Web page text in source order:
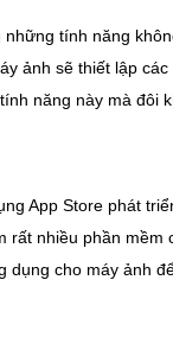
tính năng
ảnh sẽ thiết lập
năng này mà
App Store phát
rất nhiều phần
dụng cho máy ảnh